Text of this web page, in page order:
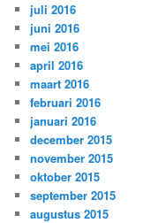
juli 2016
juni 2016
mei 2016
april 2016
maart 2016
februari 2016
januari 2016
december 2015
november 2015
oktober 2015
september 2015
augustus 2015